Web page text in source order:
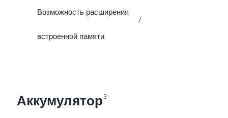
Возможность расширения
встроенной памяти
/
Аккумулятор3